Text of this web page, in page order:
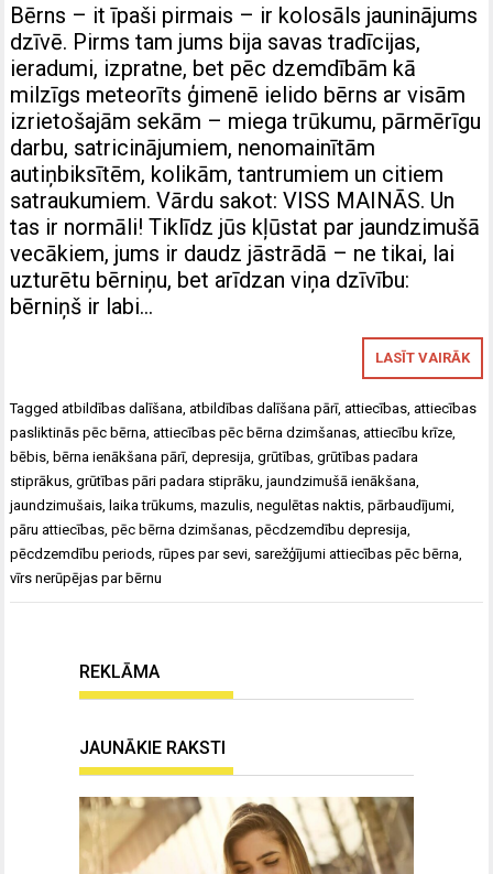
Bērns – it īpaši pirmais – ir kolosāls jauninājums
dzīvē. Pirms tam jums bija savas tradīcijas,
ieradumi, izpratne, bet pēc dzemdībām kā
milzīgs meteorīts ģimenē ielido bērns ar visām
izrietošajām sekām – miega trūkumu, pārmērīgu
darbu, satricinājumiem, nenomainītām
autiņbiksītēm, kolikām, tantrumiem un citiem
satraukumiem. Vārdu sakot: VISS MAINĀS. Un
tas ir normāli! Tiklīdz jūs kļūstat par jaundzimušā
vecākiem, jums ir daudz jāstrādā – ne tikai, lai
uzturētu bērniņu, bet arīdzan viņa dzīvību:
bērniņš ir labi…
LASĪT VAIRĀK
Taggedatbildības dalīšana ,atbildības dalīšana pārī,attiecības ,attiecības
pasliktinās pēc bērna ,attiecības pēc bērna dzimšanas ,attiecību krīze
bēbis ,bērna ienākšana pārī,depresija ,grūtības ,grūtības padara
stiprākus ,grūtības pāri padara stiprāku ,jaundzimušā ienākšana
jaundzimušais ,laika trūkums ,mazulis ,negulētas naktis ,pārbaudījumi
pāru attiecības ,pēc bērna dzimšanas ,pēcdzemdību depresija
pēcdzemdību periods ,rūpes par sevi sarežģījumi attiecības pēc bērna
vīrs nerūpējas par bērnu
REKLĀMA
JAUNĀKIE RAKSTI